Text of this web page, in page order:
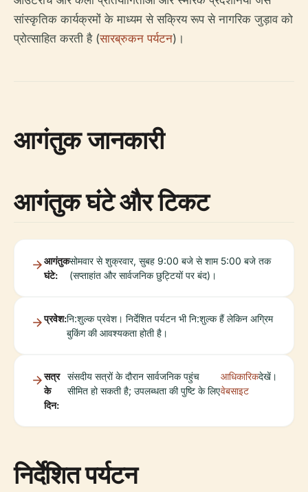
सांस्कृतिक कार्यक्रमों के माध्यम से सक्रिय रूप से नागरिक जुड़ाव को
प्रोत्साहित करती है (सारब्रुकन पर्यटन)।
आगंतुक जानकारी
आगंतुक घंटे और टिकट
आगंतुक
घंटे:
सोमवार से शुक्रवार, सुबह 9:00 बजे से शाम 5:00 बजे तक
(सप्ताहांत और सार्वजनिक छुट्टियों पर बंद)।
प्रवेश:नि:शुल्क प्रवेश। निर्देशित पर्यटन भी नि:शुल्क हैं लेकिन अग्रिम
बुकिंग की आवश्यकता होती है।
सत्र
के
दिन:
संसदीय सत्रों के दौरान सार्वजनिक पहुंच
सीमित हो सकती है; उपलब्धता की पुष्टि के लिए
आधिकारिक
वेबसाइट
देखें।
निर्देशित पर्यटन